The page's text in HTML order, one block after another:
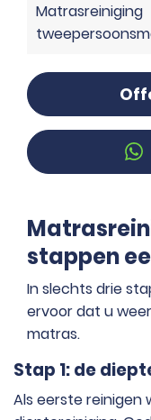
Matrasreiniging
stappen
In slechts drie
ervoor dat u
matras.
Stap 1: de
Als eerste reinigen